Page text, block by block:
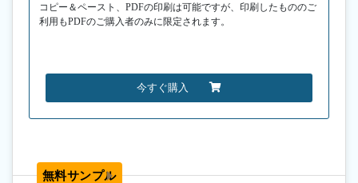
コピー＆ペースト、PDFの印刷は可能ですが、印刷したもののご
利用もPDFのご購入者のみに限定されます。
今すぐ購入
無料サンプル